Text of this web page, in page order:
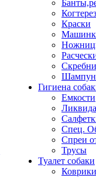
Краски
Гигиена
Емкости
Спец.
Спреи
Трусы
Туалет собаки
Коврики